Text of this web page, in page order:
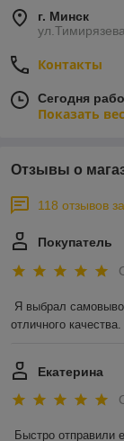
г. Минск
Контакты
Сегодня
Показать
Отзывы о
118 отзывов
Покупатель
Я выбрал
отличного
Екатерина
Быстро отправили